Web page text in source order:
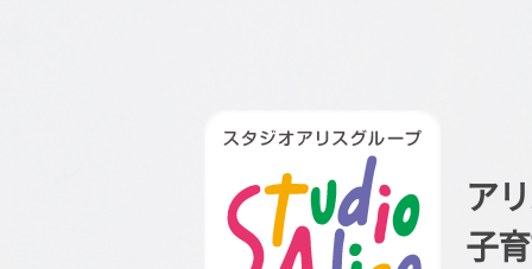
ア
子